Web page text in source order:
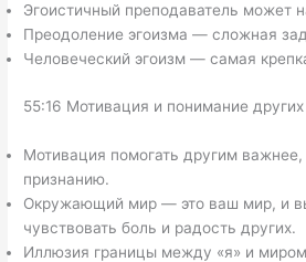
Эгоистичный преподаватель может
Преодоление эгоизма — сложная
Человеческий эгоизм — самая
55:16 Мотивация и понимание других
Мотивация помогать другим
признанию.
Окружающий мир — это ваш мир, и
чувствовать боль и радость других.
Иллюзия границы между «я» и